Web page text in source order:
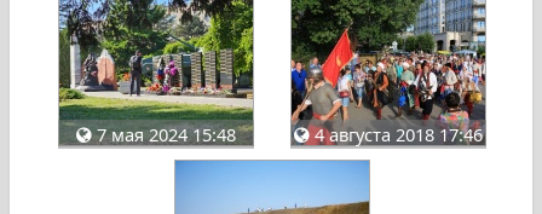
7 мая 2024 15:48 4 августа 2018 17:46